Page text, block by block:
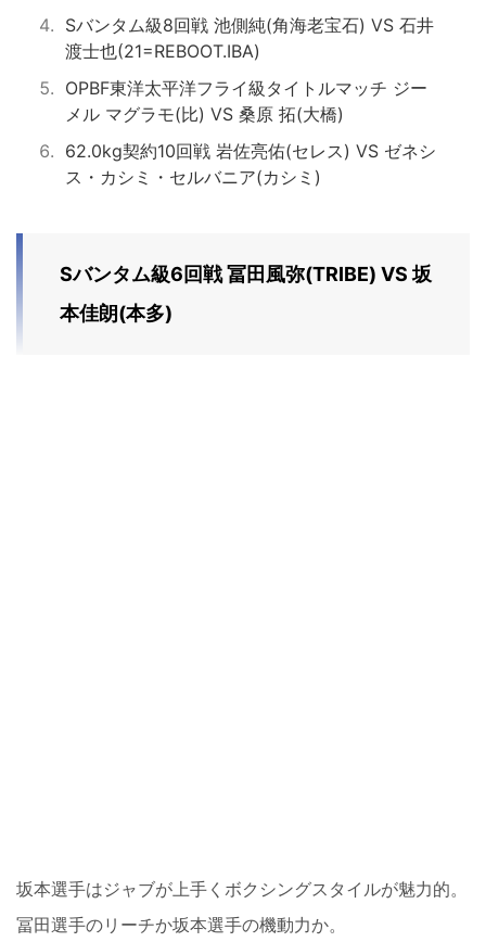
Sバンタム級8回戦 池側純(角海老宝石) VS 石井
渡士也(21=REBOOT.IBA)
OPBF東洋太平洋フライ級タイトルマッチ ジー
メル マグラモ(比) VS 桑原 拓(大橋)
62.0kg契約10回戦 岩佐亮佑(セレス) VS ゼネシ
ス・カシミ・セルバニア(カシミ)
Sバンタム級6回戦 冨田風弥(TRIBE) VS 坂
本佳朗(本多)
坂本選手はジャブが上手くボクシングスタイルが魅力的。
冨田選手のリーチか坂本選手の機動力か。